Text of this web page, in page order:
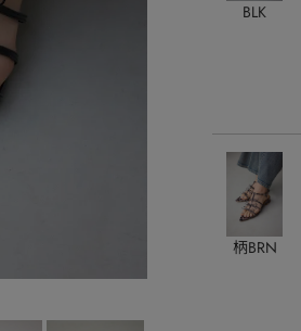
BLK
柄BRN